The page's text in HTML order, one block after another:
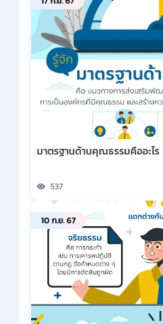
มาตรฐานด้านคุณธรรมคืออะไร
537
10 ก.ย. 67